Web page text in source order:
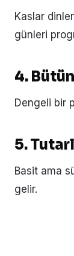
Kaslar
günleri
4.
Dengeli bir
5.
Basit ama
gelir.